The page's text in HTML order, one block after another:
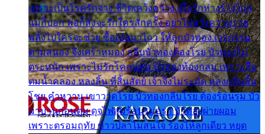
เพราะเป็นโรครักจาง ชีวิตเคว้งคว้าง เมื่อรักห่างร้างไกล
แม่ก็บอก พ่อก็สั่งจะรักใครสักครั้ง อย่าไปหวังความรวย
พลั้งไปใครจะช่วย ซื้อเปลมาไกว ให้ลูกบัวทอง เวรกรรม
ตามสนอง จึงเศร้าหมอง กลีบบัวทองต้องโรย บัวทองไม่
ตระหนัก เพราะไม่รักโคลนตม บัวทองท้องกลม เพราะลืม
ตมน้ำคลอง หลงลิ้น ที่สิ้นสัตย์ เจ้าจึงไม่ระมัด หลงกลิ่นลิ้น
โชย คำหวาน เขาวาดโรย บัวทองกลีบโรย ต้องร้อนรุม บัว
มาบานก่อนตูม ดุจไฟสุมร้อนรุมอุรา บัวทองผ่ายผอม
เพราะตรอมฤทัย ข้าวปลาไม่สนใจ ร้องไห้ลูกเดียว หยุด